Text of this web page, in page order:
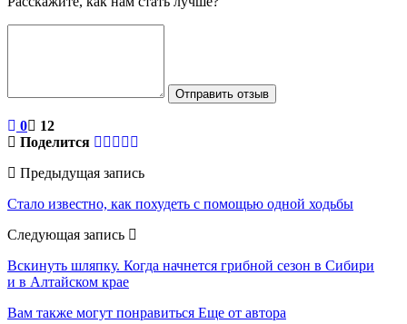
Отправить отзыв
0
12
Поделится
Предыдущая запись
Стало известно, как похудеть с помощью одной ходьбы
Следующая запись
Вскинуть шляпку. Когда начнется грибной сезон в Сибири
и в Алтайском крае
Вам также могут понравиться Еще от автора